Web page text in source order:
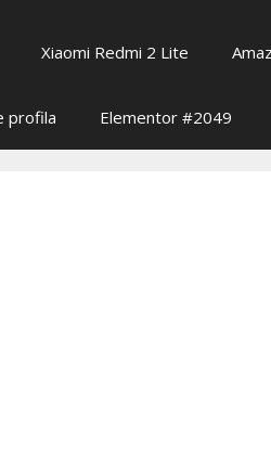
Xiaomi Redmi 2 Lite​
profila Elementor #2049